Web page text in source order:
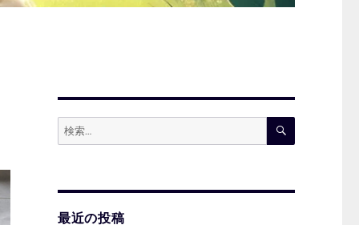
検
索:
検
最近の投稿